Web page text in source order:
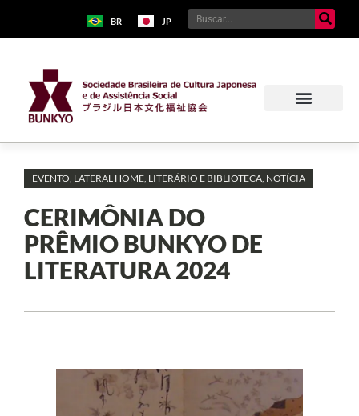
BR JP
EVENTO LATERAL HOME LITERÁRIO E BIBLIOTECA NOTÍCIA
CERIMÔNIA DO
PRÊMIO BUNKYO DE
LITERATURA 2024